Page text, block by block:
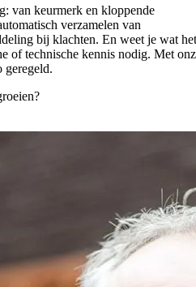
van keurmerk en kloppende
verzamelen van
bij klachten. En weet je wat het
of technische kennis nodig. Met
geregeld.